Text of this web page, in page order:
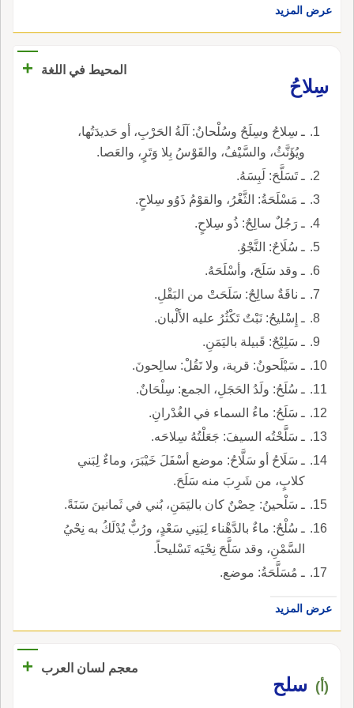
عرض المزيد
المحيط في اللغة
+
سِلاحُ
ـ سِلاحُ وسِلَحُ وسُلْحانُ: آلَةُ الحَرْبِ، أو حَديدَتُها،
ويُؤَنَّثُ، والسَّيْفُ، والقَوْسُ بِلا وَتَرٍ، والعَصا.
ـ تَسَلَّحَ: لَبِسَهُ.
ـ مَسْلَحَةُ: الثَّغْرُ، والقوْمُ ذَوُو سِلاحٍ.
ـ رَجُلٌ سالِحٌ: ذُو سِلاحٍ.
ـ سُلَاحٌ: النَّجْوُ.
ـ وقد سَلَحَ، وأسْلَحَهُ.
ـ ناقَةٌ سالِحٌ: سَلَحَتْ من البَقْلِ.
ـ إِسْليحُ: نَبْتٌ تَكْثُرُ عليه الأَلْبان.
ـ سَلِيْحٌ: قَبيلة باليَمَنِ.
ـ سَيْلَحونُ: قرية، ولا تَقُلْ: سالِحونَ.
ـ سُلَحُ: ولَدُ الحَجَلِ، الجمع: سِلْحَانٌ.
ـ سَلَحُ: ماءُ السماء في الغُدْرانِ.
ـ سَلَّحْتُه السيفَ: جَعَلْتُهُ سِلاحَه.
ـ سَلَاحُ أو سَلَّاحُ: موضع أسْفَلَ خَيْبَرَ، وماءٌ لِبَني
كلابٍ، من شَرِبَ منه سَلَحَ.
ـ سَلْحينُ: حِصْنٌ كان باليَمَنِ، بُني في ثَمانينَ سَنَةً.
ـ سُلْحٌ: ماءٌ بالدَّهْناء لِبَنِي سَعْدٍ، ورُبٌّ يُدْلَكُ به نِحْيُ
السَّمْنِ، وقد سَلَّحَ نِحْيَه تَسْليحاً.
ـ مُسَلَّحَةُ: موضع.
عرض المزيد
معجم لسان العرب +
(أ) سلح